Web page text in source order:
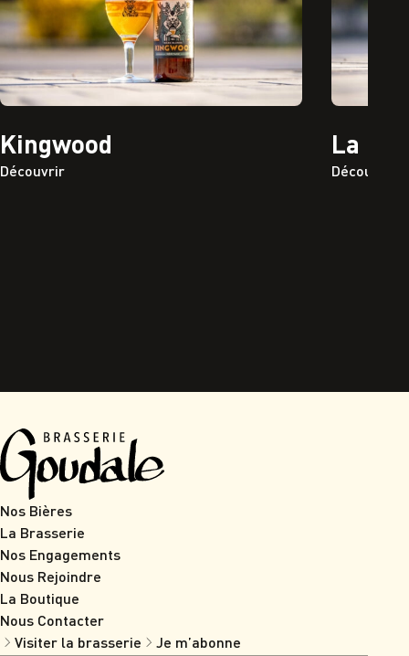
Kingwood
Découvrir
La
Découvrir
Nos Bières
La Brasserie
Nos Engagements
Nous Rejoindre
La Boutique
Nous Contacter
Visiter la brasserie
Je m’abonne